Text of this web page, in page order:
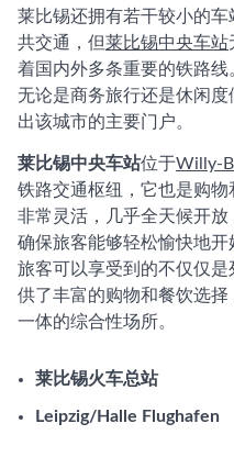
莱比锡还拥有若干较小的
共交通，但莱比锡中央车站
着国内外多条重要的铁路线
无论是商务旅行还是休闲
出该城市的主要门户。
莱比锡中央车站位于Willy-
铁路交通枢纽，它也是购物
非常灵活，几乎全天候开放
确保旅客能够轻松愉快地开
旅客可以享受到的不仅仅
供了丰富的购物和餐饮选
一体的综合性场所。
莱比锡火车总站
Leipzig/Halle Flughafen